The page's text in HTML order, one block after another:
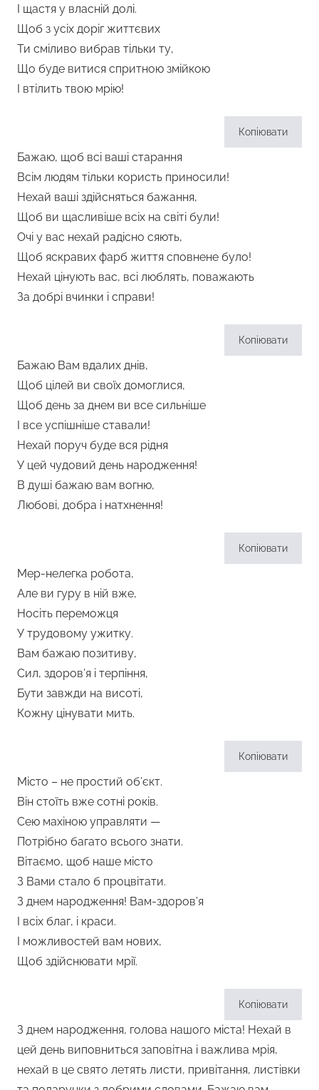
І щастя у власній долі.
Щоб з усіх доріг життєвих
Ти сміливо вибрав тільки ту,
Що буде витися спритною змійкою
І втілить твою мрію!
Копіювати
Бажаю, щоб всі ваші старання
Всім людям тільки користь приносили!
Нехай ваші здійсняться бажання,
Щоб ви щасливіше всіх на світі були!
Очі у вас нехай радісно сяють,
Щоб яскравих фарб життя сповнене було!
Нехай цінують вас, всі люблять, поважають
За добрі вчинки і справи!
Копіювати
Бажаю Вам вдалих днів,
Щоб цілей ви своїх домоглися,
Щоб день за днем ви все сильніше
І все успішніше ставали!
Нехай поруч буде вся рідня
У цей чудовий день народження!
В душі бажаю вам вогню,
Любові, добра і натхнення!
Копіювати
Мер-нелегка робота,
Але ви гуру в ній вже,
Носіть переможця
У трудовому ужитку.
Вам бажаю позитиву,
Сил, здоров’я і терпіння,
Бути завжди на висоті,
Кожну цінувати мить.
Копіювати
Місто – не простий об’єкт.
Він стоїть вже сотні років.
Сею махіною управляти —
Потрібно багато всього знати.
Вітаємо, щоб наше місто
З Вами стало б процвітати.
З днем народження! Вам-здоров’я
І всіх благ, і краси.
І можливостей вам нових,
Щоб здійснювати мрії.
Копіювати
З днем народження, голова нашого міста! Нехай в
цей день виповниться заповітна і важлива мрія,
нехай в це свято летять листи, привітання, листівки